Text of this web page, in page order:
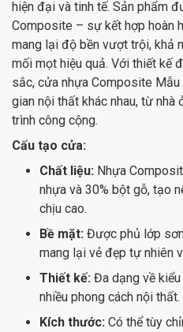
hiện đại và tinh tế. Sản phẩm
Composite – sự kết hợp hoàn
mang lại độ bền vượt trội, khả
mối mọt hiệu quả. Với thiết kế
sắc, cửa nhựa Composite
gian nội thất khác nhau, từ nhà
trình công cộng.
Cấu tạo cửa:
Chất liệu: Nhựa
nhựa và 30% bột gỗ, tạo
chịu cao.
Bề mặt: Được phủ lớp
mang lại vẻ đẹp tự nhiên
Thiết kế: Đa dạng về
nhiều phong cách nội thất.
Kích thước: Có thể tùy